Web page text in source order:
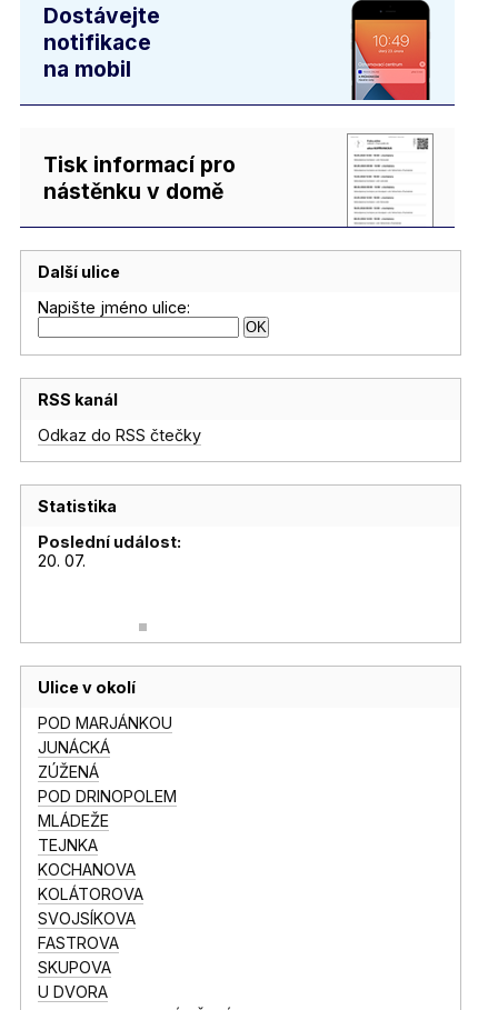
Dostávejte
notifikace
na mobil
Tisk informací pro
nástěnku v domě
Další ulice
Napište jméno ulice:
RSS kanál
Odkaz do RSS čtečky
Statistika
Poslední událost:
20. 07.
Ulice v okolí
POD MARJÁNKOU
JUNÁCKÁ
ZÚŽENÁ
POD DRINOPOLEM
MLÁDEŽE
TEJNKA
KOCHANOVA
KOLÁTOROVA
SVOJSÍKOVA
FASTROVA
SKUPOVA
U DVORA